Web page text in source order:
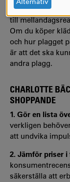
ordinariepriser.
till
Om du köper
och hur plagget
är att det ska
andra plagg.
CHARLOTTE
SHOPPANDE
1. Gör en lista
verkligen
att undvika
2. Jämför priser i
säkerställa att
COOKIES